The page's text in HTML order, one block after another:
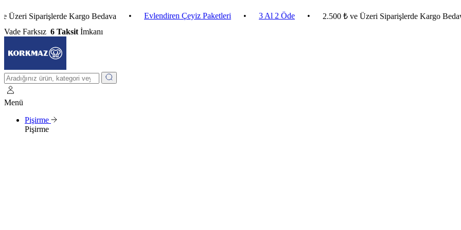
Siparişlerde Kargo Bedava • Evlendiren Çeyiz Paketleri • 3 Al 2 Öde • 2.500 ₺ ve Üzeri Siparişlerde Kargo Bedava
Vade Farksız 6 Taksit İmkanı
Menü
Pişirme
Pişirme